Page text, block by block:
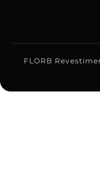
FLORB